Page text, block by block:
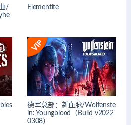
/
Elementite
德军总部：新血脉/Wolfenste
in: Youngblood（Build v2022
0308）